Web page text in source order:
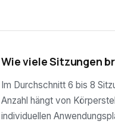
Wie viele Sitzungen
Im Durchschnitt 6 bis 8
Anzahl hängt von
individuellen